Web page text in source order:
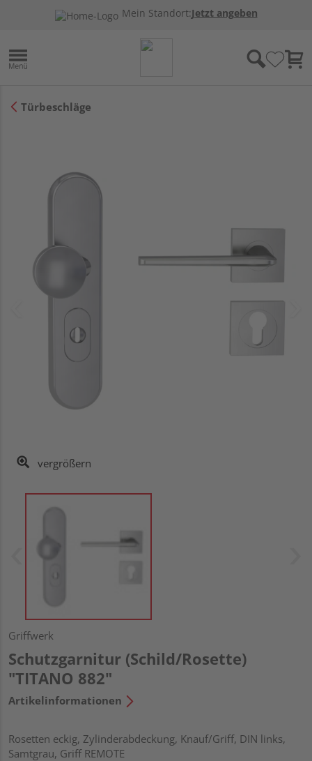
Mein Standort:Jetzt angeben
Türbeschläge
vergrößern
Griffwerk
Schutzgarnitur (Schild/Rosette)
"TITANO 882"
Artikelinformationen
Rosetten eckig, Zylinderabdeckung, Knauf/Griff, DIN links,
Samtgrau, Griff REMOTE